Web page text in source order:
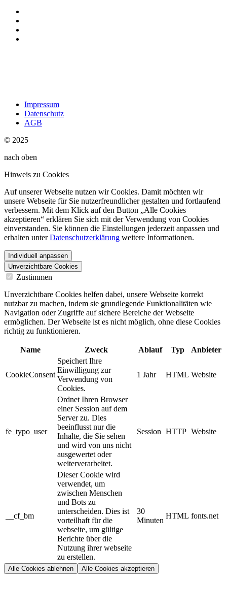
Impressum
Datenschutz
AGB
© 2025
nach oben
Hinweis zu Cookies
Auf unserer Webseite nutzen wir Cookies. Damit möchten wir
unsere Webseite für Sie nutzerfreundlicher gestalten und fortlaufend
verbessern. Mit dem Klick auf den Button „Alle Cookies
akzeptieren“ erklären Sie sich mit der Verwendung von Cookies
einverstanden. Sie können die Einstellungen jederzeit anpassen und
erhalten unterDatenschutzerklärung weitere Informationen.
Individuell anpassen
Unverzichtbare Cookies
Zustimmen
Unverzichtbare Cookies helfen dabei, unsere Webseite korrekt
nutzbar zu machen, indem sie grundlegende Funktionalitäten wie
Navigation oder Zugriffe auf sichere Bereiche der Webseite
ermöglichen. Der Webseite ist es nicht möglich, ohne diese Cookies
richtig zu funktionieren.
Name Zweck Ablauf Typ Anbieter
CookieConsent
Speichert Ihre
Einwilligung zur
Verwendung von
Cookies.
1 Jahr HTML Website
fe_typo_user
Ordnet Ihren Browser
einer Session auf dem
Server zu. Dies
beeinflusst nur die
Inhalte, die Sie sehen
und wird von uns nicht
ausgewertet oder
weiterverarbeitet.
Session HTTP Website
__cf_bm
Dieser Cookie wird
verwendet, um
zwischen Menschen
und Bots zu
unterscheiden. Dies ist
vorteilhaft für die
webseite, um gültige
Berichte über die
Nutzung ihrer webseite
zu erstellen.
30
Minuten
HTML fonts.net
Alle Cookies ablehnen Alle Cookies akzeptieren